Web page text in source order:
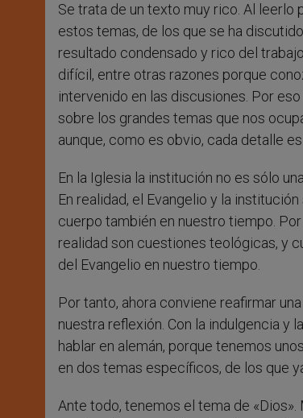
Se trata de un texto muy rico. Al leerlo
estos temas, de los que se ha
resultado condensado y rico del
difícil, entre otras razones porque
intervenido en las discusiones. Por
sobre los grandes temas que nos
aunque, como es obvio, cada detalle
En la Iglesia la institución no es sólo
En realidad, el Evangelio y la
cuerpo también en nuestro tiempo.
realidad son cuestiones teológicas, y
del Evangelio en nuestro tiempo.
Por tanto, ahora conviene reafirmar
nuestra reflexión. Con la indulgencia y
hablar en alemán, porque tenemos
en dos temas específicos, de los que
Ante todo, tenemos el tema de